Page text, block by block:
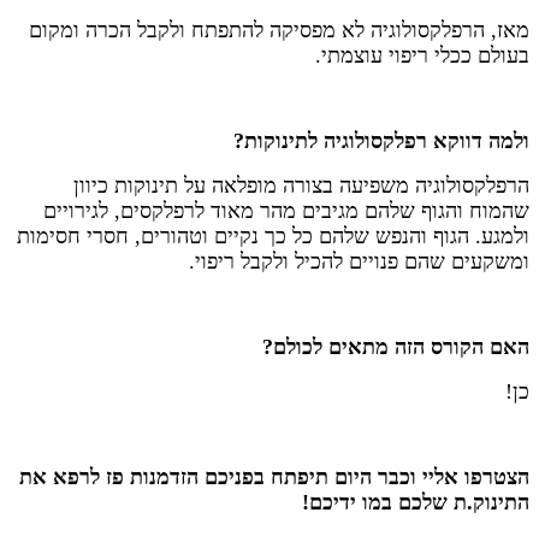
מאז, הרפלקסולוגיה לא מפסיקה להתפתח ולקבל הכרה ומקום
בעולם ככלי ריפוי עוצמתי.
ולמה דווקא רפלקסולוגיה לתינוקות?
הרפלקסולוגיה משפיעה בצורה מופלאה על תינוקות כיוון
שהמוח והגוף שלהם מגיבים מהר מאוד לרפלקסים, לגירויים
ולמגע. הגוף והנפש שלהם כל כך נקיים וטהורים, חסרי חסימות
ומשקעים שהם פנויים להכיל ולקבל ריפוי.
האם הקורס הזה מתאים לכולם?
כן!
הצטרפו אליי וכבר היום תיפתח בפניכם הזדמנות פז לרפא את
התינוק.ת שלכם במו ידיכם!